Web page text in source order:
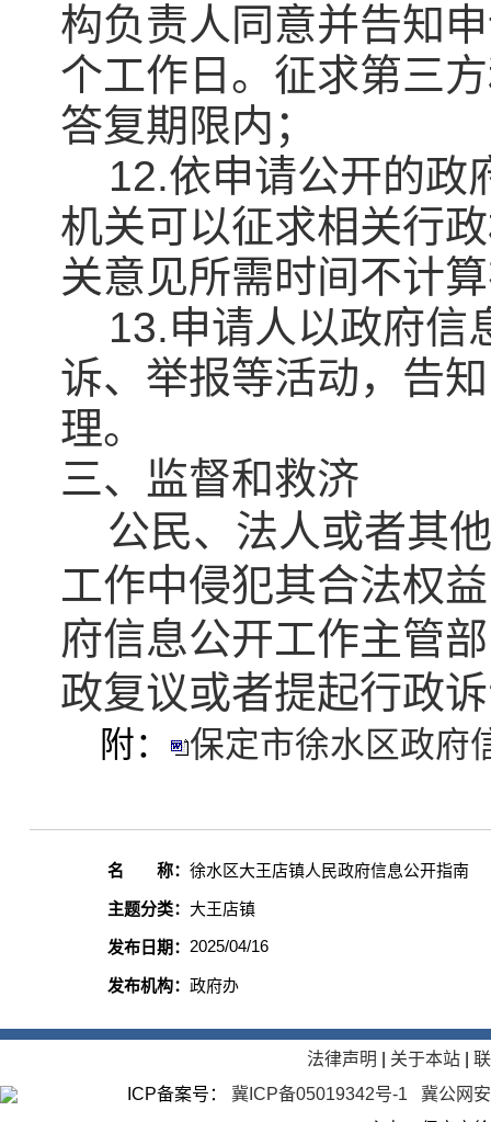
构负责人同意并告知
个工作日。征求第三
答复期限内；
12.依申请公开的政
机关可以征求相关行
关意见所需时间不计
13.申请人以政府信
诉、举报等活动，告
理。
三、监督和救济
公民、法人或者其
工作中侵犯其合法权
府信息公开工作主管
政复议或者提起行政
附： 保定市徐水区政府
名 称： 徐水区大王店镇人民政府信息公开指南
主题分类： 大王店镇
发布日期： 2025/04/16
发布机构： 政府办
法律声明 关于本站 |
ICP备案号：
冀ICP备05019342号-1
冀公网